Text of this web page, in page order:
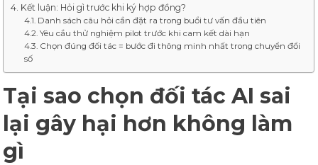
Kết luận: Hỏi gì trước khi ký hợp đồng?
Danh sách câu hỏi cần đặt ra trong buổi tư vấn đầu tiên
Yêu cầu thử nghiệm pilot trước khi cam kết dài hạn
Chọn đúng đối tác = bước đi thông minh nhất trong chuyển đổi
số
Tại sao chọn đối tác AI sai
lại gây hại hơn không làm
gì